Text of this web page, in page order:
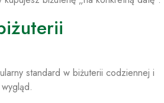
standard w biżuterii codziennej i